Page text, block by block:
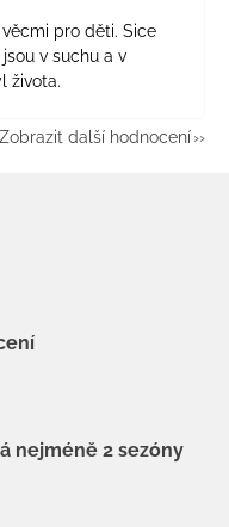
pro děti. Sice
v suchu a v
života.
Zobrazit další hodnocení
nejméně 2 sezóny